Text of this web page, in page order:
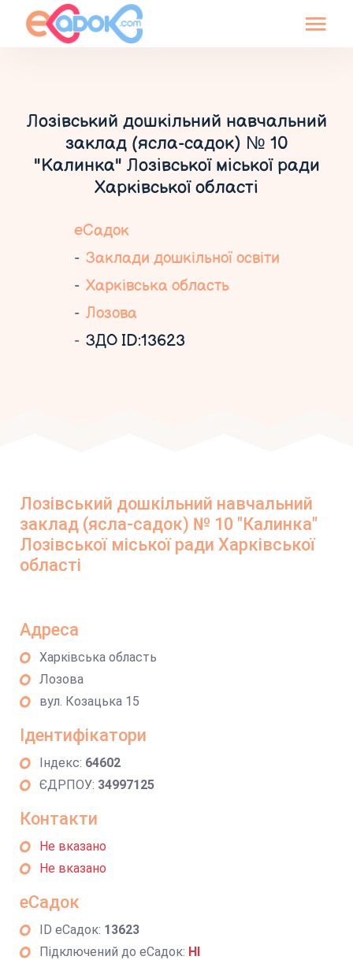
Лозівський дошкільний навчальний
заклад (ясла-садок) № 10
"Калинка" Лозівської міської ради
Харківської області
еСадок
Заклади дошкільної освіти
Харківська область
Лозова
ЗДО ID:13623
Лозівський дошкільний навчальний
заклад (ясла-садок) № 10 "Калинка"
Лозівської міської ради Харківської
області
Адреса
Харківська область
Лозова
вул. Козацька 15
Ідентифікатори
Індекс: 64602
ЄДРПОУ: 34997125
Контакти
Не вказано
Не вказано
еСадок
ID еСадок: 13623
Підключений до еСадок: НІ